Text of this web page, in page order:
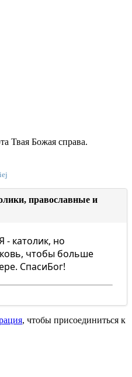
Твая Божая справа.
православные и
- католик, но
чтобы больше
СпасиБог!
, чтобы присоединиться к